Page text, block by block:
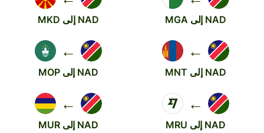
NAD إلى MGA NAD إلى MKD
←
NAD إلى MNT
←
NAD إلى MOP
←
NAD إلى MRU
←
NAD إلى MUR